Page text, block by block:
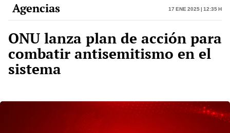
Agencias 17 Ene 2025 | 12:35 h
ONU lanza plan de acción para
combatir antisemitismo en el
sistema